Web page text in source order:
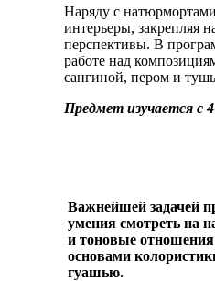
Наряду с
интерьеры, закрепляя
перспективы. В
работе над
сангиной, пером и
Предмет изучается с
Важнейшей задачей
умения смотреть на
и тоновые
основами
гуашью.